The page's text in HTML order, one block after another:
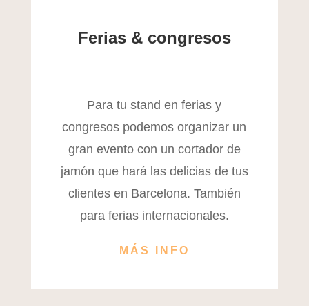
Ferias & congresos
Para tu stand en ferias y
congresos podemos organizar un
gran evento con un cortador de
jamón que hará las delicias de tus
clientes en Barcelona. También
para ferias internacionales.
MÁS INFO